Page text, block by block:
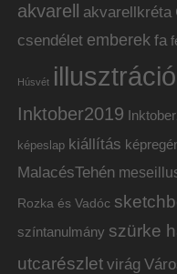
akvarell akvarellkréta
csendélet emberek fa
Húsvét illusztráció
Inktober2019
képeslap kiállítás
MalacésTehén
Rozka és Vadóc
színtanulmány szürke
utcarészlet virág